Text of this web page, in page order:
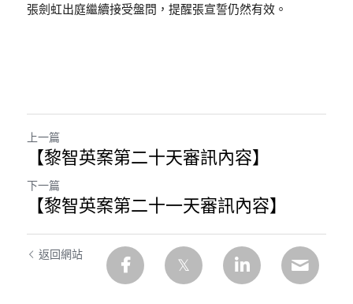
張劍虹出庭繼續接受盤問，提醒張宣誓仍然有效。
上一篇
【黎智英案第二十天審訊內容】
下一篇
【黎智英案第二十一天審訊內容】
返回網站